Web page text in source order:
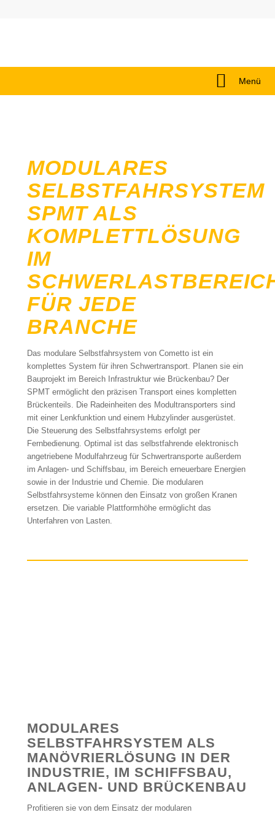
Menü
MODULARES
SELBSTFAHRSYSTEM
SPMT ALS
KOMPLETTLÖSUNG
IM
FÜR JEDE
BRANCHE
Das modulare Selbstfahrsystem von Cometto ist ein
komplettes System für ihren Schwertransport. Planen sie ein
Bauprojekt im Bereich Infrastruktur wie Brückenbau? Der
SPMT ermöglicht den präzisen Transport eines kompletten
Brückenteils. Die Radeinheiten des Modultransporters sind
mit einer Lenkfunktion und einem Hubzylinder ausgerüstet.
Die Steuerung des Selbstfahrsystems erfolgt per
Fernbedienung. Optimal ist das selbstfahrende elektronisch
angetriebene Modulfahrzeug für Schwertransporte außerdem
im Anlagen- und Schiffsbau, im Bereich erneuerbare Energien
sowie in der Industrie und Chemie. Die modularen
Selbstfahrsysteme können den Einsatz von großen Kranen
ersetzen. Die variable Plattformhöhe ermöglicht das
Unterfahren von Lasten.
MODULARES
SELBSTFAHRSYSTEM ALS
MANÖVRIERLÖSUNG IN DER
INDUSTRIE, IM SCHIFFSBAU,
ANLAGEN- UND BRÜCKENBAU
Profitieren sie von dem Einsatz der modularen